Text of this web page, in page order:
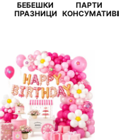
БЕБЕШКИ
ПРАЗНИЦИ
ПАРТИ
КОНСУМАТИВИ